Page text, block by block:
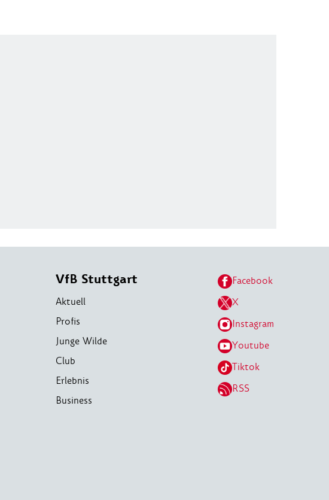
VfB Stuttgart
Aktuell
Profis
Junge Wilde
Club
Erlebnis
Business
Facebook
X
Instagram
Youtube
Tiktok
RSS